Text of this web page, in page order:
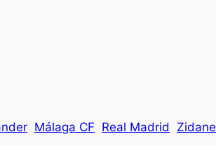
Málaga CF Real Madrid Zidane